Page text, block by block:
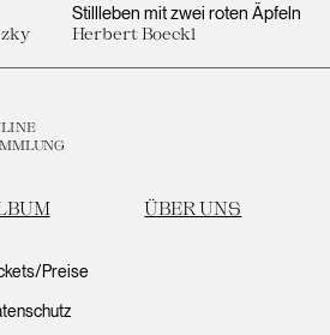
Stillleben mit zwei roten Äpfeln
Herbert Boeckl
ÜBER UNS
Preise